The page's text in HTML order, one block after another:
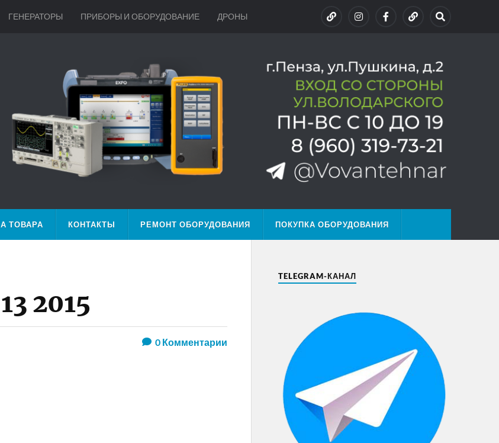
ГЕНЕРАТОРЫ ПРИБОРЫ И ОБОРУДОВАНИЕ ДРОНЫ
ТОВАРА КОНТАКТЫ РЕМОНТ ОБОРУДОВАНИЯ ПОКУПКА ОБОРУДОВАНИЯ
2015
0Комментарии
TELEGRAM-КАНАЛ